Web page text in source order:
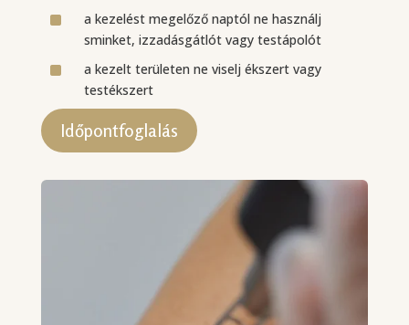
^
a kezelést megelőző naptól ne használj
sminket, izzadásgátlót vagy testápolót
^
a kezelt területen ne viselj ékszert vagy
testékszert
Időpontfoglalás